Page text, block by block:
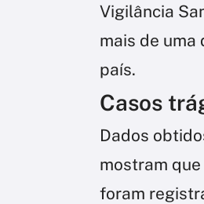
Vigilância
mais de uma
país.
Casos
Dados
mostram
foram